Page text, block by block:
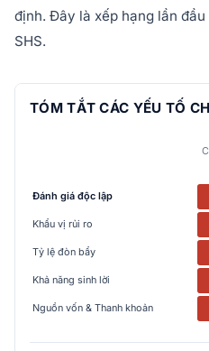
định. Đây là xếp hạng lần
SHS.
TÓM TẮT CÁC YẾU TỐ
Đánh giá độc lập
Khẩu vị rủi ro
Tỷ lệ đòn bẩy
Khả năng sinh lời
Nguồn vốn & Thanh khoản